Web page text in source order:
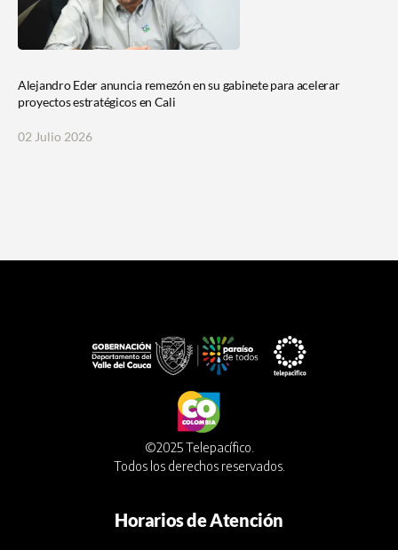
Alejandro Eder anuncia remezón en su gabinete para acelerar
proyectos estratégicos en Cali
02 Julio 2026
©2025 Telepacífico.
Todos los derechos reservados.
Horarios de Atención